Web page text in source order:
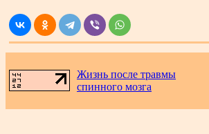
Жизнь после травмы
спинного мозга